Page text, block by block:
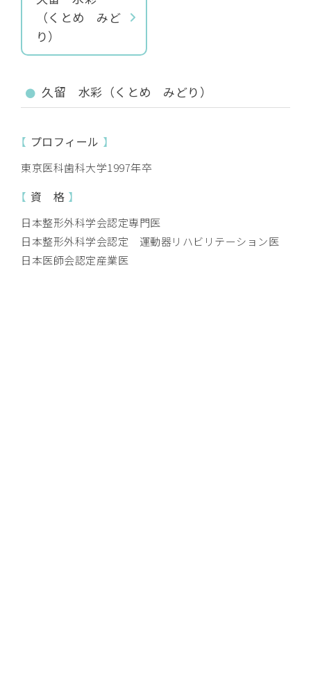
（くとめ みど
り）
久留 水彩（くとめ みどり）
プロフィール
東京医科歯科大学1997年卒
資 格
日本整形外科学会認定専門医
日本整形外科学会認定 運動器リハビリテーション医
日本医師会認定産業医